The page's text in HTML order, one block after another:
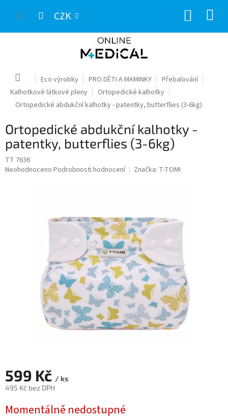
CZK
Domů Eco výrobky PRO DĚTI A MAMINKY
Přebalování
Kalhotkové látkové pleny
Ortopedické kalhotky
Ortopedické abdukční kalhotky - patentky, butterflies (3-6kg)
Ortopedické abdukční kalhotky -
patentky, butterflies (3-6kg)
TT 7636
Průměrné
Neohodnoceno Podrobnosti hodnocení Značka: T-TOMI
599 Kč / ks
495 Kč bez DPH
cena:
Momentálně nedostupné